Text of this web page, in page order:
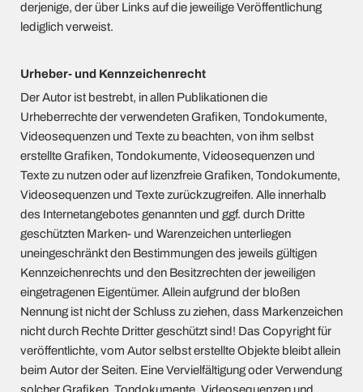
derjenige, der über Links auf die jeweilige Veröffentlichung
lediglich verweist.
Urheber- und Kennzeichenrecht
Der Autor ist bestrebt, in allen Publikationen die
Urheberrechte der verwendeten Grafiken, Tondokumente,
Videosequenzen und Texte zu beachten, von ihm selbst
erstellte Grafiken, Tondokumente, Videosequenzen und
Texte zu nutzen oder auf lizenzfreie Grafiken, Tondokumente,
Videosequenzen und Texte zurückzugreifen. Alle innerhalb
des Internetangebotes genannten und ggf. durch Dritte
geschützten Marken- und Warenzeichen unterliegen
uneingeschränkt den Bestimmungen des jeweils gültigen
Kennzeichenrechts und den Besitzrechten der jeweiligen
eingetragenen Eigentümer. Allein aufgrund der bloßen
Nennung ist nicht der Schluss zu ziehen, dass Markenzeichen
nicht durch Rechte Dritter geschützt sind! Das Copyright für
veröffentlichte, vom Autor selbst erstellte Objekte bleibt allein
beim Autor der Seiten. Eine Vervielfältigung oder Verwendung